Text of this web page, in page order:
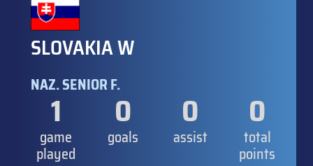
SLOVAKIA W
NAZ. SENIOR F.
1
game
played
0
goals
0
assist
0
total
points